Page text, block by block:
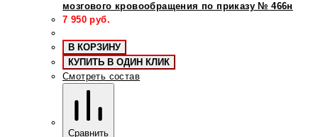
мозгового кровообращения по приказу № 466н
7 950 руб.
В КОРЗИНУ
КУПИТЬ В ОДИН КЛИК
Смотреть состав
Сравнить